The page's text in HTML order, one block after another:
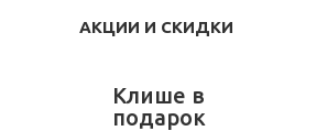
АКЦИИ И СКИДКИ
Клише в
подарок